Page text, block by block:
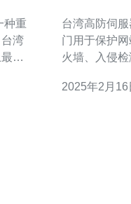
湾
佳
的
台湾高防伺服器：保
门用于保护
火墙、入侵
具有以下优势： 稳定可靠：台湾拥有先进的网络基
2025年2月16